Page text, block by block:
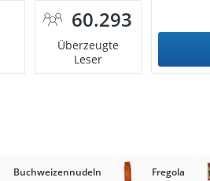
60.293
Überzeugte
Leser
Buchweizennudeln Fregola